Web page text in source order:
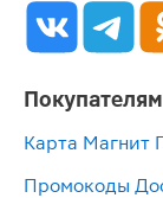
Покупателям
Карта Магнит
Промокоды